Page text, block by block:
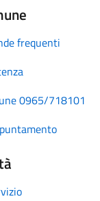
frequenti
0965/718101